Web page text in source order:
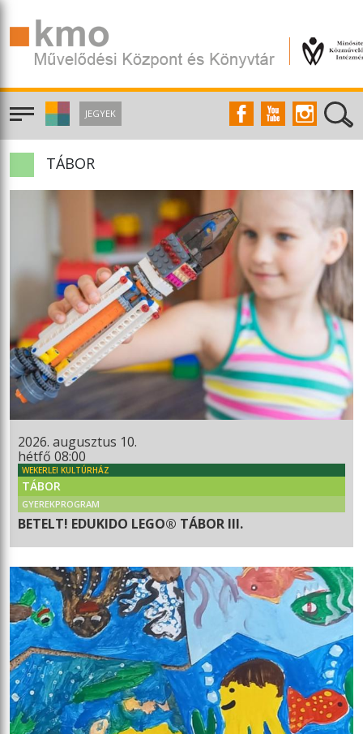
JEGYEK
TÁBOR
2026. augusztus 10.
hétfő 08:00
WEKERLEI KULTÚRHÁZ
TÁBOR
GYEREKPROGRAM
BETELT! EDUKIDO LEGO® TÁBOR III.